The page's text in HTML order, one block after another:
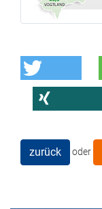
zurück oder